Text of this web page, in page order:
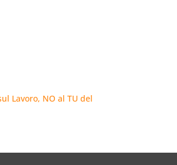
Lavoro, NO al TU del